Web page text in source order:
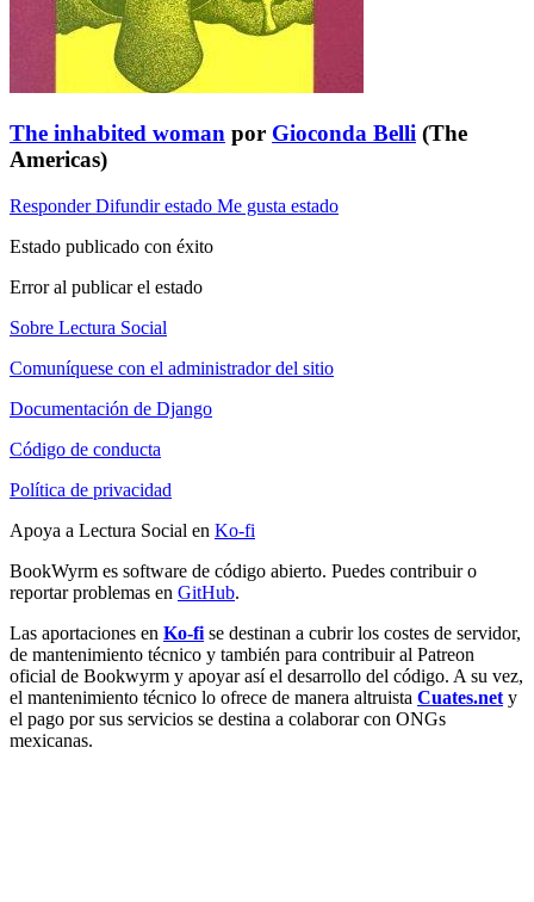
The inhabited woman por Gioconda Belli (The
Americas)
Responder Difundir estado Me gusta estado
Estado publicado con éxito
Error al publicar el estado
Sobre Lectura Social
Comuníquese con el administrador del sitio
Documentación de Django
Código de conducta
Política de privacidad
Apoya a Lectura Social en Ko-fi
BookWyrm es software de código abierto. Puedes contribuir o
reportar problemas en GitHub.
Las aportaciones en Ko-fi se destinan a cubrir los costes de servidor,
de mantenimiento técnico y también para contribuir al Patreon
oficial de Bookwyrm y apoyar así el desarrollo del código. A su vez,
el mantenimiento técnico lo ofrece de manera altruista Cuates.net y
el pago por sus servicios se destina a colaborar con ONGs
mexicanas.